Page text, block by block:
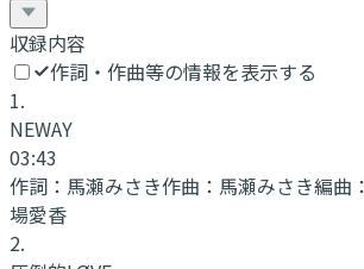
収録内容
作詞・作曲等の情報を表示する
1.
NEWAY
03:43
作詞： 馬瀬みさき作曲： 馬瀬みさき編曲：
場愛香
2.